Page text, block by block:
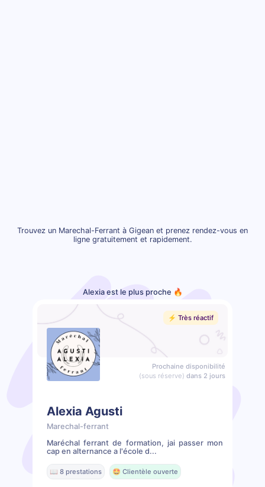
Trouvez un Marechal-Ferrant à Gigean et prenez rendez-vous en
ligne gratuitement et rapidement.
Alexia est le plus proche 🔥
⚡️ Très réactif
Prochaine disponibilité
(sous réserve) dans 2 jours
Alexia Agusti
Marechal-ferrant
Maréchal ferrant de formation, jai passer mon
cap en alternance a l'école d...
📖 8 prestations 🤩 Clientèle ouverte